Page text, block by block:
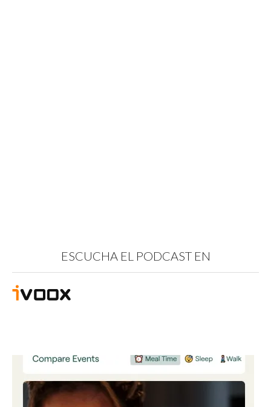
ESCUCHA EL PODCAST EN